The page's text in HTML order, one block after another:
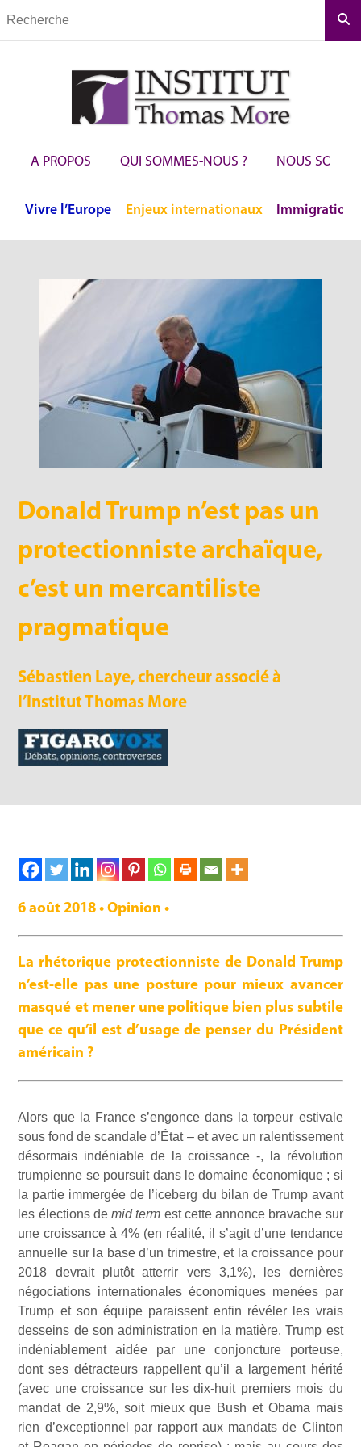
A PROPOS QUI SOMMES-NOUS ? NOUS
Vivre l’Europe Enjeux internationaux Immigration
Donald Trump n’est pas un
protectionniste archaïque,
c’est un mercantiliste
pragmatique
Sébastien Laye, chercheur associé à
l’Institut Thomas More
6 août 2018 • Opinion •
La rhétorique protectionniste de Donald Trump
n’est-elle pas une posture pour mieux avancer
masqué et mener une politique bien plus subtile
que ce qu’il est d’usage de penser du Président
américain ?
Alors que la France s’engonce dans la torpeur estivale
sous fond de scandale d’État – et avec un ralentissement
désormais indéniable de la croissance -, la révolution
trumpienne se poursuit dans le domaine économique ; si
la partie immergée de l’iceberg du bilan de Trump avant
les élections demid term est cette annonce bravache sur
une croissance à 4% (en réalité, il s’agit d’une tendance
annuelle sur la base d’un trimestre, et la croissance pour
2018 devrait plutôt atterrir vers 3,1%), les dernières
négociations internationales économiques menées par
Trump et son équipe paraissent enfin révéler les vrais
desseins de son administration en la matière. Trump est
indéniablement aidée par une conjoncture porteuse,
dont ses détracteurs rappellent qu’il a largement hérité
(avec une croissance sur les dix-huit premiers mois du
mandat de 2,9%, soit mieux que Bush et Obama mais
rien d’exceptionnel par rapport aux mandats de Clinton